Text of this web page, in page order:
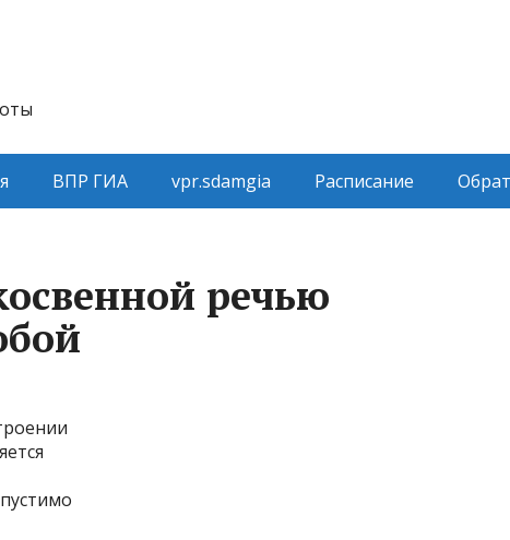
ВПР ГИА vpr.sdamgia Расписание
речью